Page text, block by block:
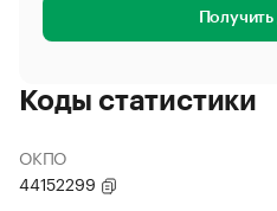
Коды статистики
ОКПО
44152299